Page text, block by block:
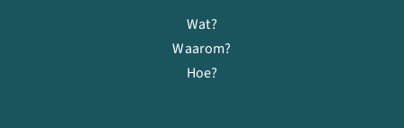
Wat?
Waarom?
Hoe?